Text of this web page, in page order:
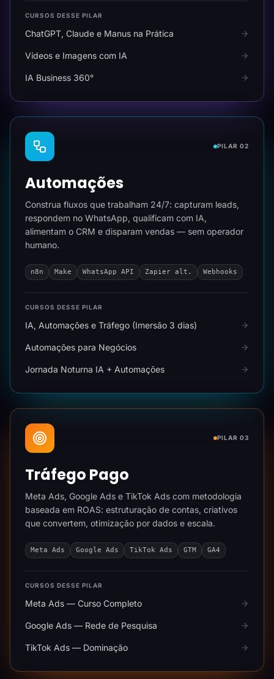
CURSOS DESSE PILAR
ChatGPT, Claude e Manus na Prática
Vídeos e Imagens com IA
IA Business 360°
PILAR 02
Automações
Construa fluxos que trabalham 24/7: capturam leads,
respondem no WhatsApp, qualificam com IA,
alimentam o CRM e disparam vendas — sem operador
humano.
n8n Make WhatsApp API Zapier alt. Webhooks
CURSOS DESSE PILAR
IA, Automações e Tráfego (Imersão 3 dias)
Automações para Negócios
Jornada Noturna IA + Automações
PILAR 03
Tráfego Pago
Meta Ads, Google Ads e TikTok Ads com metodologia
baseada em ROAS: estruturação de contas, criativos
que convertem, otimização por dados e escala.
Meta Ads Google Ads TikTok Ads GTM GA4
CURSOS DESSE PILAR
Meta Ads — Curso Completo
Google Ads — Rede de Pesquisa
TikTok Ads — Dominação